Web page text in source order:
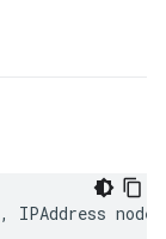
, IPAddress